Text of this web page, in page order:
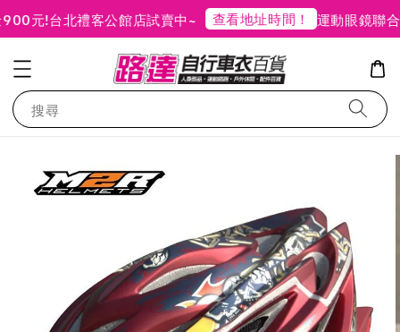
元!台北禮客公館店試賣中~ 查看地址時間！ 運動眼鏡聯合
搜尋